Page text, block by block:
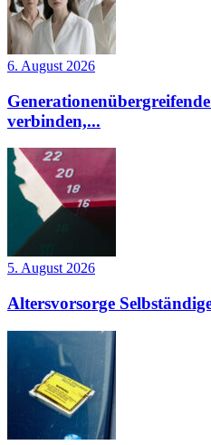
6. August 2026
verbinden,...
5. August 2026
Altersvorsorge